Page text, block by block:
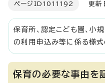
ページID 1011192 更新
保育所、認定こども園、小
の利用申込み等に係る様
保育の必要な事由を